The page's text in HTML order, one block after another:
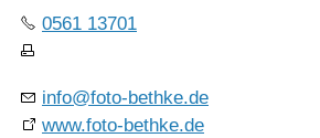
0561 13701
info@foto-bethke.de
www.foto-bethke.de